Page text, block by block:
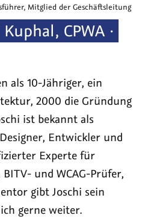
Kuphal, CPWA ·
Mitglied der Geschäftsleitung
als 10-Jähriger, ein
2000 die Grün­dung
ist bekannt als
Entwickler und
Experte für
und WCAG-Prüfer,
gibt Joschi sein
gerne weiter.